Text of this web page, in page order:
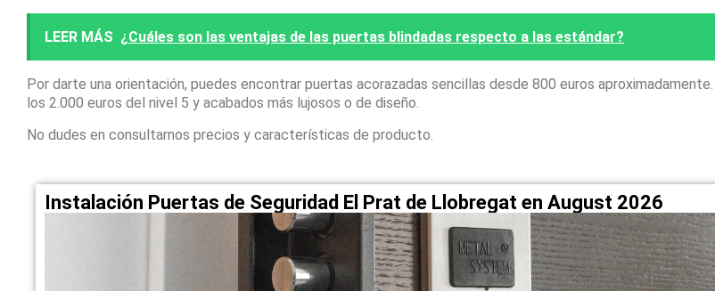
LEER MÁS ¿Cuáles son las ventajas de las puertas blindadas respecto a las estándar?
Por darte una orientación, puedes encontrar puertas acorazadas sencillas desde 800 euros
los 2.000 euros del nivel 5 y acabados más lujosos o de diseño.
No dudes en consultarnos precios y características de producto.
Instalación Puertas de Seguridad El Prat de Llobregat en August 2026